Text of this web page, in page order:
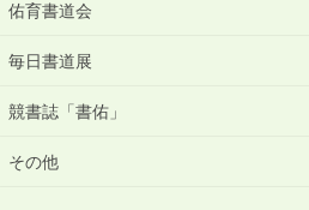
佑育書道会
毎日書道展
競書誌「書佑」
その他